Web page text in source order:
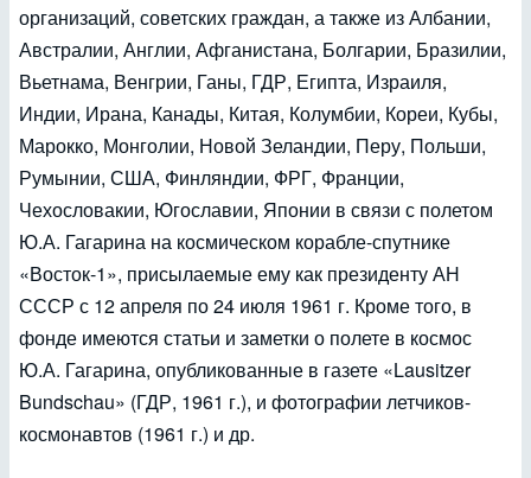
организаций, советских граждан, а также из Албании,
Австралии, Англии, Афганистана, Болгарии, Бразилии,
Вьетнама, Венгрии, Ганы, ГДР, Египта, Израиля,
Индии, Ирана, Канады, Китая, Колумбии, Кореи, Кубы,
Марокко, Монголии, Новой Зеландии, Перу, Польши,
Румынии, США, Финляндии, ФРГ, Франции,
Чехословакии, Югославии, Японии в связи с полетом
Ю.А. Гагарина на космическом корабле-спутнике
«Восток-1», присылаемые ему как президенту АН
СССР с 12 апреля по 24 июля 1961 г. Кроме того, в
фонде имеются статьи и заметки о полете в космос
Ю.А. Гагарина, опубликованные в газете «Lausitzer
Bundschau» (ГДР, 1961 г.), и фотографии летчиков-
космонавтов (1961 г.) и др.